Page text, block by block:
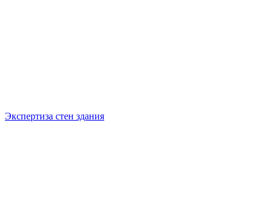
Экспертиза стен здания